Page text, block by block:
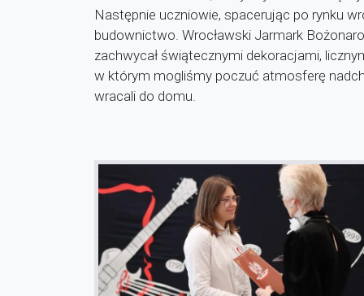
Następnie uczniowie, spacerując po rynku
budownictwo. Wrocławski Jarmark
zachwycał świątecznymi dekoracjami,
w którym mogliśmy poczuć atmosferę
wracali do domu.